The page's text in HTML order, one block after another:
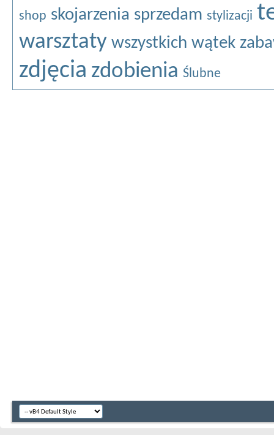
shop skojarzenia sprzedam stylizacji
warsztaty wszystkich wątek
zdjęcia zdobienia Ślubne